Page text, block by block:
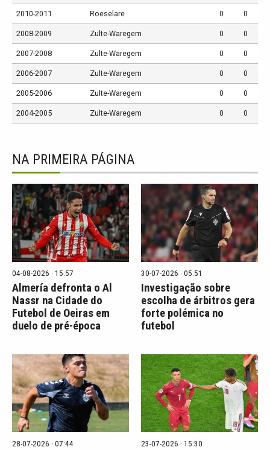
2010-2011 Roeselare 0 0
2008-2009 Zulte-Waregem 0 0
2007-2008 Zulte-Waregem 0 0
2006-2007 Zulte-Waregem 0 0
2005-2006 Zulte-Waregem 0 0
2004-2005 Zulte-Waregem 0 0
NA PRIMEIRA PÁGINA
04-08-2026 · 15:57
Almería defronta o Al
Nassr na Cidade do
Futebol de Oeiras em
duelo de pré-época
30-07-2026 · 05:51
Investigação sobre
escolha de árbitros gera
forte polémica no
futebol
28-07-2026 · 07:44 23-07-2026 · 15:30